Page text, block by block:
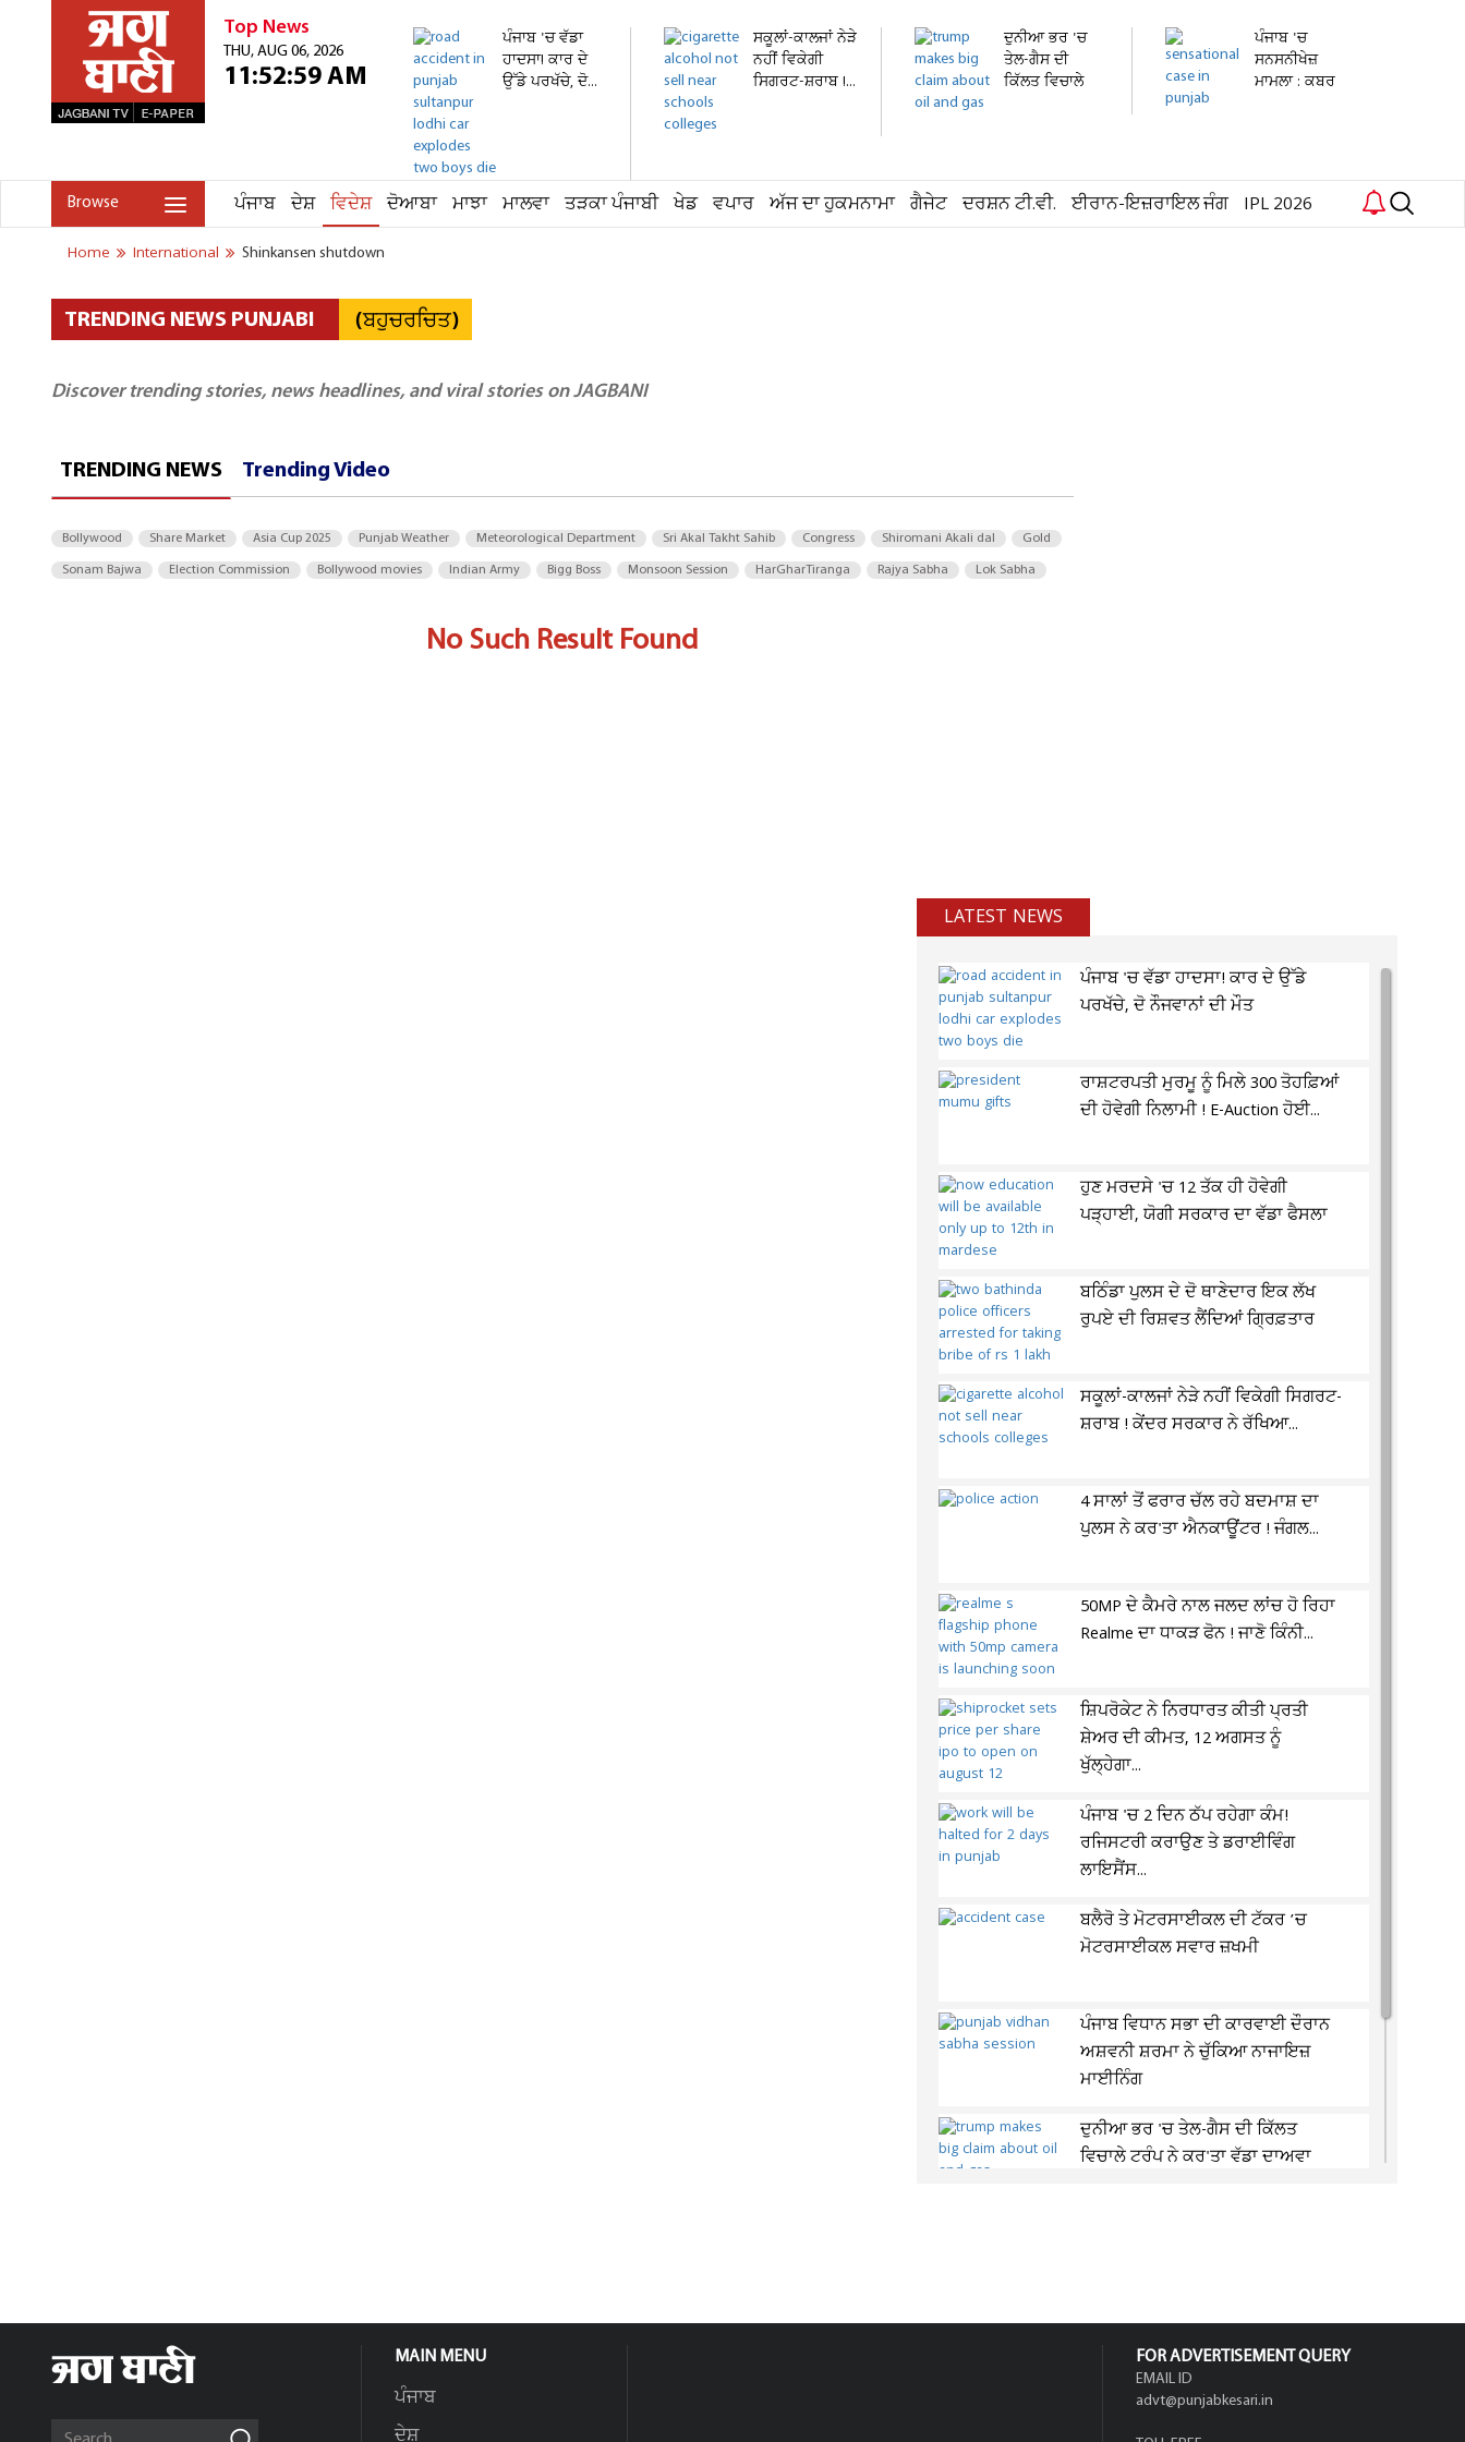
Top News
THU, AUG 06, 2026
11:52:59 AM
ਪੰਜਾਬ 'ਚ ਵੱਡਾ
ਹਾਦਸਾ! ਕਾਰ ਦੇ
ਉੱਡੇ ਪਰਖੱਚੇ, ਦੋ...
ਸਕੂਲਾਂ-ਕਾਲਜਾਂ ਨੇੜੇ
ਨਹੀਂ ਵਿਕੇਗੀ
ਸਿਗਰਟ-ਸ਼ਰਾਬ !...
ਦੁਨੀਆ ਭਰ 'ਚ
ਤੇਲ-ਗੈਸ ਦੀ
ਕਿੱਲਤ ਵਿਚਾਲੇ
ਪੰਜਾਬ 'ਚ
ਸਨਸਨੀਖੇਜ਼
ਮਾਮਲਾ : ਕਬਰ
Browse ਪੰਜਾਬ ਦੇਸ਼ ਵਿਦੇਸ਼ ਦੋਆਬਾ ਮਾਝਾ ਮਾਲਵਾ ਤੜਕਾ ਪੰਜਾਬੀ ਖੇਡ ਵਪਾਰ ਅੱਜ ਦਾ ਹੁਕਮਨਾਮਾ ਗੈਜੇਟ ਦਰਸ਼ਨ ਟੀ.ਵੀ. ਈਰਾਨ-ਇਜ਼ਰਾਇਲ ਜੰਗ IPL 2026
Home International Shinkansen shutdown
TRENDING NEWS PUNJABI (ਬਹੁਚਰਚਿਤ)
Discover trending stories, news headlines, and viral stories on JAGBANI
TRENDING NEWS Trending Video
Bollywood Share Market Asia Cup 2025 Punjab Weather Meteorological Department Sri Akal Takht Sahib Congress Shiromani Akali dal Gold
Sonam Bajwa Election Commission Bollywood movies Indian Army Bigg Boss Monsoon Session HarGharTiranga Rajya Sabha Lok Sabha
No Such Result Found
LATEST NEWS
ਪੰਜਾਬ 'ਚ ਵੱਡਾ ਹਾਦਸਾ! ਕਾਰ ਦੇ ਉੱਡੇ
ਪਰਖੱਚੇ, ਦੋ ਨੌਜਵਾਨਾਂ ਦੀ ਮੌਤ
ਰਾਸ਼ਟਰਪਤੀ ਮੁਰਮੂ ਨੂੰ ਮਿਲੇ 300 ਤੋਹਫ਼ਿਆਂ
ਦੀ ਹੋਵੇਗੀ ਨਿਲਾਮੀ ! E-Auction ਹੋਈ...
ਹੁਣ ਮਰਦਸੇ 'ਚ 12 ਤੱਕ ਹੀ ਹੋਵੇਗੀ
ਪੜ੍ਹਾਈ, ਯੋਗੀ ਸਰਕਾਰ ਦਾ ਵੱਡਾ ਫੈਸਲਾ
ਬਠਿੰਡਾ ਪੁਲਸ ਦੇ ਦੋ ਥਾਣੇਦਾਰ ਇਕ ਲੱਖ
ਰੁਪਏ ਦੀ ਰਿਸ਼ਵਤ ਲੈਂਦਿਆਂ ਗ੍ਰਿਫ਼ਤਾਰ
ਸਕੂਲਾਂ-ਕਾਲਜਾਂ ਨੇੜੇ ਨਹੀਂ ਵਿਕੇਗੀ ਸਿਗਰਟ-
ਸ਼ਰਾਬ ! ਕੇਂਦਰ ਸਰਕਾਰ ਨੇ ਰੱਖਿਆ...
4 ਸਾਲਾਂ ਤੋਂ ਫਰਾਰ ਚੱਲ ਰਹੇ ਬਦਮਾਸ਼ ਦਾ
ਪੁਲਸ ਨੇ ਕਰ'ਤਾ ਐਨਕਾਊਂਟਰ ! ਜੰਗਲ...
50MP ਦੇ ਕੈਮਰੇ ਨਾਲ ਜਲਦ ਲਾਂਚ ਹੋ ਰਿਹਾ
Realme ਦਾ ਧਾਕੜ ਫੋਨ ! ਜਾਣੋ ਕਿੰਨੀ...
ਸ਼ਿਪਰੋਕੇਟ ਨੇ ਨਿਰਧਾਰਤ ਕੀਤੀ ਪ੍ਰਤੀ
ਸ਼ੇਅਰ ਦੀ ਕੀਮਤ, 12 ਅਗਸਤ ਨੂੰ
ਖੁੱਲ੍ਹੇਗਾ...
ਪੰਜਾਬ 'ਚ 2 ਦਿਨ ਠੱਪ ਰਹੇਗਾ ਕੰਮ!
ਰਜਿਸਟਰੀ ਕਰਾਉਣ ਤੇ ਡਰਾਈਵਿੰਗ
ਲਾਇਸੈਂਸ...
ਬਲੈਰੋ ਤੇ ਮੋਟਰਸਾਈਕਲ ਦੀ ਟੱਕਰ ’ਚ
ਮੋਟਰਸਾਈਕਲ ਸਵਾਰ ਜ਼ਖਮੀ
ਪੰਜਾਬ ਵਿਧਾਨ ਸਭਾ ਦੀ ਕਾਰਵਾਈ ਦੌਰਾਨ
ਅਸ਼ਵਨੀ ਸ਼ਰਮਾ ਨੇ ਚੁੱਕਿਆ ਨਾਜਾਇਜ਼
ਮਾਈਨਿੰਗ
ਦੁਨੀਆ ਭਰ 'ਚ ਤੇਲ-ਗੈਸ ਦੀ ਕਿੱਲਤ
ਵਿਚਾਲੇ ਟਰੰਪ ਨੇ ਕਰ'ਤਾ ਵੱਡਾ ਦਾਅਵਾ
MAIN MENU
ਪੰਜਾਬ
ਦੇਸ਼
FOR ADVERTISEMENT QUERY
EMAIL ID
advt@punjabkesari.in